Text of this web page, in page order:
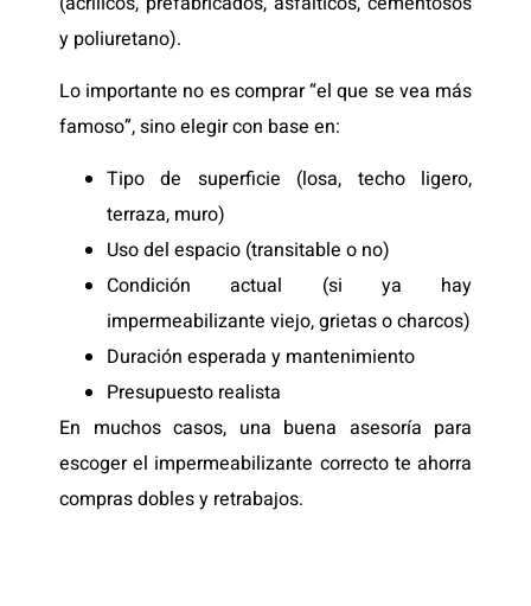
y poliuretano).
Lo importante no es comprar “el que se vea más
famoso”, sino elegir con base en:
Tipo de superficie (losa, techo ligero,
terraza, muro)
Uso del espacio (transitable o no)
Condición actual (si ya hay
impermeabilizante viejo, grietas o charcos)
Duración esperada y mantenimiento
Presupuesto realista
En muchos casos, una buena asesoría para
escoger el impermeabilizante correcto te ahorra
compras dobles y retrabajos.